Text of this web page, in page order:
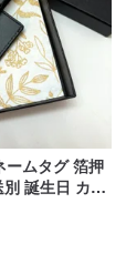
ームタグ 箔押
誕生日 カッ